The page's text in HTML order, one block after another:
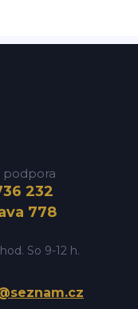
podpora
232
778
So 9-12 h.